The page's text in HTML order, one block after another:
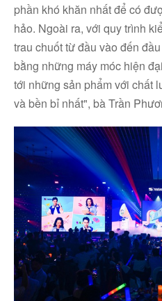
phần khó khăn nhất để có
hảo. Ngoài ra, với quy trình
trau chuốt từ đầu vào đến
bằng những máy móc hiện
tới những sản phẩm với chất
và bền bỉ nhất", bà Trần